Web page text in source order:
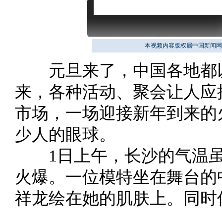
本视频内容版权属中国新闻
元旦来了，中国各地都
来，各种活动、聚会让人
市场，一场迎接新年到来
少人的眼球。
1日上午，长沙的气温虽
火爆。一位模特坐在舞台
祥龙绘在她的肌肤上。同